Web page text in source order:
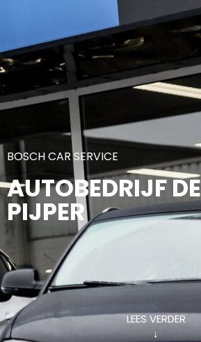
BOSCH CAR SERVICE
AUTOBEDRIJF DE
PIJPER
LEES VERDER
↓